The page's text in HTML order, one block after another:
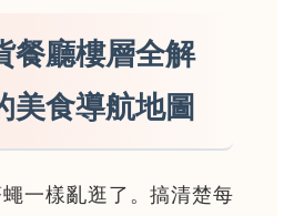
餐廳樓層全解
美食導航地圖
一樣亂逛了。搞清楚每